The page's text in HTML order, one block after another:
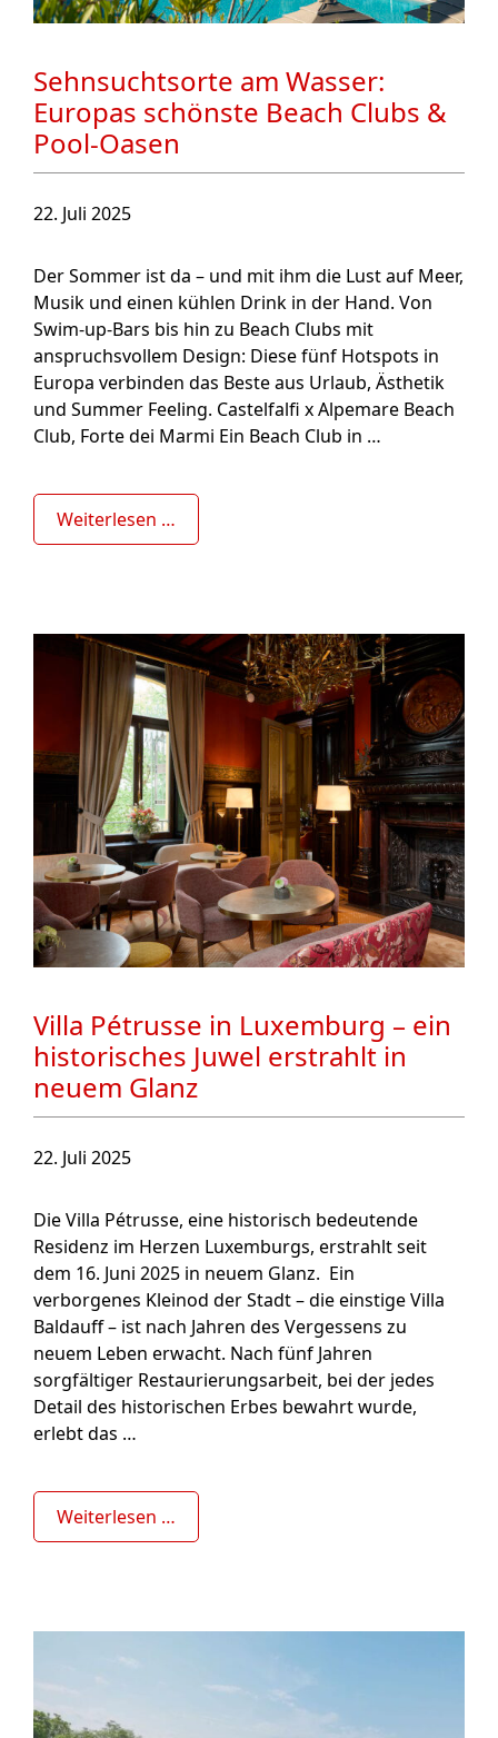
Sehnsuchtsorte am Wasser:
Europas schönste Beach Clubs &
Pool-Oasen
22. Juli 2025
Der Sommer ist da – und mit ihm die Lust auf Meer,
Musik und einen kühlen Drink in der Hand. Von
Swim-up-Bars bis hin zu Beach Clubs mit
anspruchsvollem Design: Diese fünf Hotspots in
Europa verbinden das Beste aus Urlaub, Ästhetik
und Summer Feeling. Castelfalfi x Alpemare Beach
Club, Forte dei Marmi Ein Beach Club in …
Weiterlesen …
Villa Pétrusse in Luxemburg – ein
historisches Juwel erstrahlt in
neuem Glanz
22. Juli 2025
Die Villa Pétrusse, eine historisch bedeutende
Residenz im Herzen Luxemburgs, erstrahlt seit
dem 16. Juni 2025 in neuem Glanz. Ein
verborgenes Kleinod der Stadt – die einstige Villa
Baldauff – ist nach Jahren des Vergessens zu
neuem Leben erwacht. Nach fünf Jahren
sorgfältiger Restaurierungsarbeit, bei der jedes
Detail des historischen Erbes bewahrt wurde,
erlebt das …
Weiterlesen …